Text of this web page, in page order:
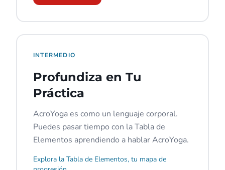
INTERMEDIO
Profundiza en Tu
Práctica
AcroYoga es como un lenguaje corporal.
Puedes pasar tiempo con la Tabla de
Elementos aprendiendo a hablar AcroYoga.
Explora la Tabla de Elementos, tu mapa de